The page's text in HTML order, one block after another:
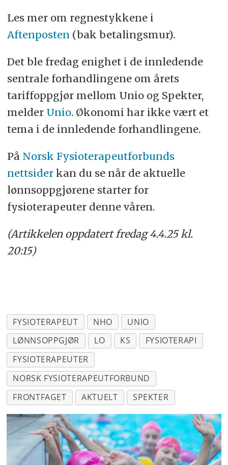
Les mer om regnestykkene i
Aftenposten (bak betalingsmur).
Det ble fredag enighet i de innledende
sentrale forhandlingene om årets
tariffoppgjør mellom Unio og Spekter,
melder Unio. Økonomi har ikke vært et
tema i de innledende forhandlingene.
På Norsk Fysioterapeutforbunds
nettsider kan du se når de aktuelle
lønnsoppgjørene starter for
fysioterapeuter denne våren.
(Artikkelen oppdatert fredag 4.4.25 kl.
20:15)
FYSIOTERAPEUT NHO
UNIO
LØNNSOPPGJØR
LO KS
FYSIOTERAPI
FYSIOTERAPEUTER
NORSK FYSIOTERAPEUTFORBUND
FRONTFAGET
AKTUELT SPEKTER